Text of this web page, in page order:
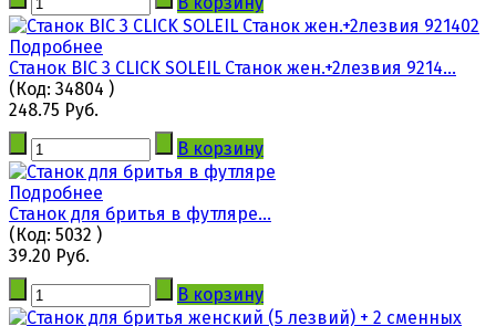
Подробнее
Станок BIC 3 CLICK SOLEIL Станок жен.+2лезвия 9214...
(Код: 34804 )
248.75 Руб.
В корзину
Подробнее
Станок для бритья в футляре...
(Код: 5032 )
39.20 Руб.
В корзину